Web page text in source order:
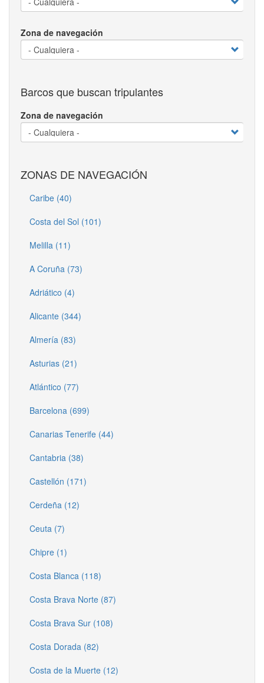
Zona de navegación
Barcos que buscan tripulantes
Zona de navegación
ZONAS DE NAVEGACIÓN
Caribe (40)
Costa del Sol (101)
Melilla (11)
A Coruña (73)
Adriático (4)
Alicante (344)
Almería (83)
Asturias (21)
Atlántico (77)
Barcelona (699)
Canarias Tenerife (44)
Cantabria (38)
Castellón (171)
Cerdeña (12)
Ceuta (7)
Chipre (1)
Costa Blanca (118)
Costa Brava Norte (87)
Costa Brava Sur (108)
Costa Dorada (82)
Costa de la Muerte (12)